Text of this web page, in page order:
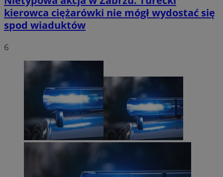
kierowca ciężarówki nie mógł wydostać się
spod wiaduktów
6